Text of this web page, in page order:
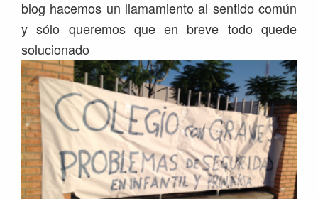
blog hacemos un llamamiento al sentido común
y sólo queremos que en breve todo quede
solucionado